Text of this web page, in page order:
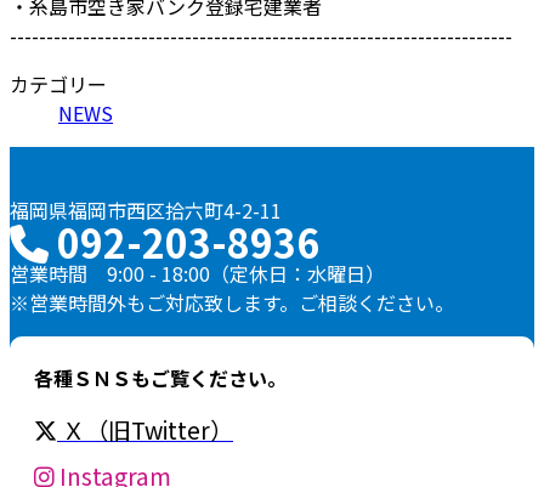
・糸島市空き家バンク登録宅建業者
---------------------------------------------------------------------
カテゴリー
NEWS
福岡県福岡市西区拾六町4-2-11
092-203-8936
営業時間 9:00 - 18:00（定休日：水曜日）
※営業時間外もご対応致します。ご相談ください。
各種ＳＮＳもご覧ください。
Ｘ（旧Twitter）
Instagram